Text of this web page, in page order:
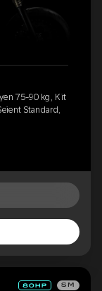
75-90 kg, Kit
Standard,
SM